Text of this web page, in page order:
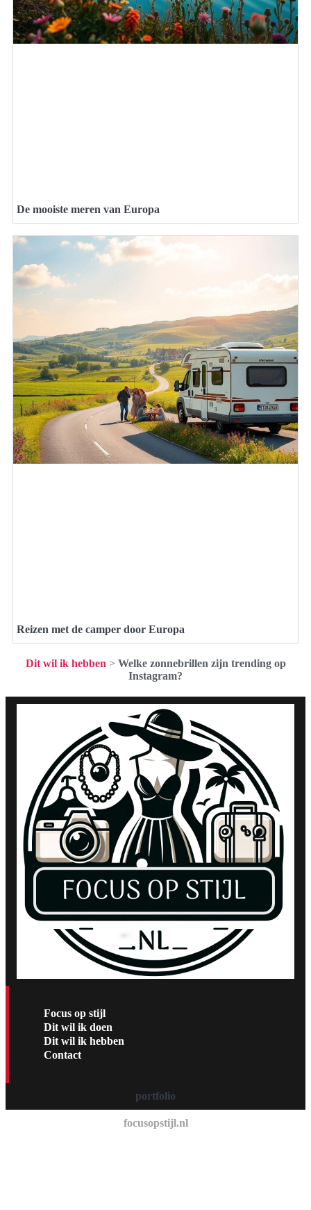
De mooiste meren van Europa
Reizen met de camper door Europa
Dit wil ik hebben > Welke zonnebrillen zijn trending op
Instagram?
Focus op stijl
Dit wil ik doen
Dit wil ik hebben
Contact
portfolio
focusopstijl.nl